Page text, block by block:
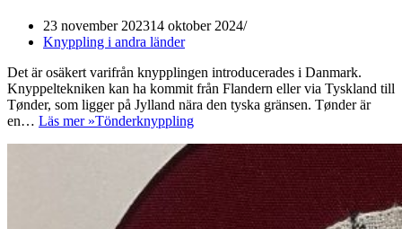
23 november 202314 oktober 2024
Knyppling i andra länder
Det är osäkert varifrån knypplingen introducerades i Danmark.
Knyppeltekniken kan ha kommit från Flandern eller via Tyskland till
Tønder, som ligger på Jylland nära den tyska gränsen. Tønder är
en… Läs mer »Tönderknyppling